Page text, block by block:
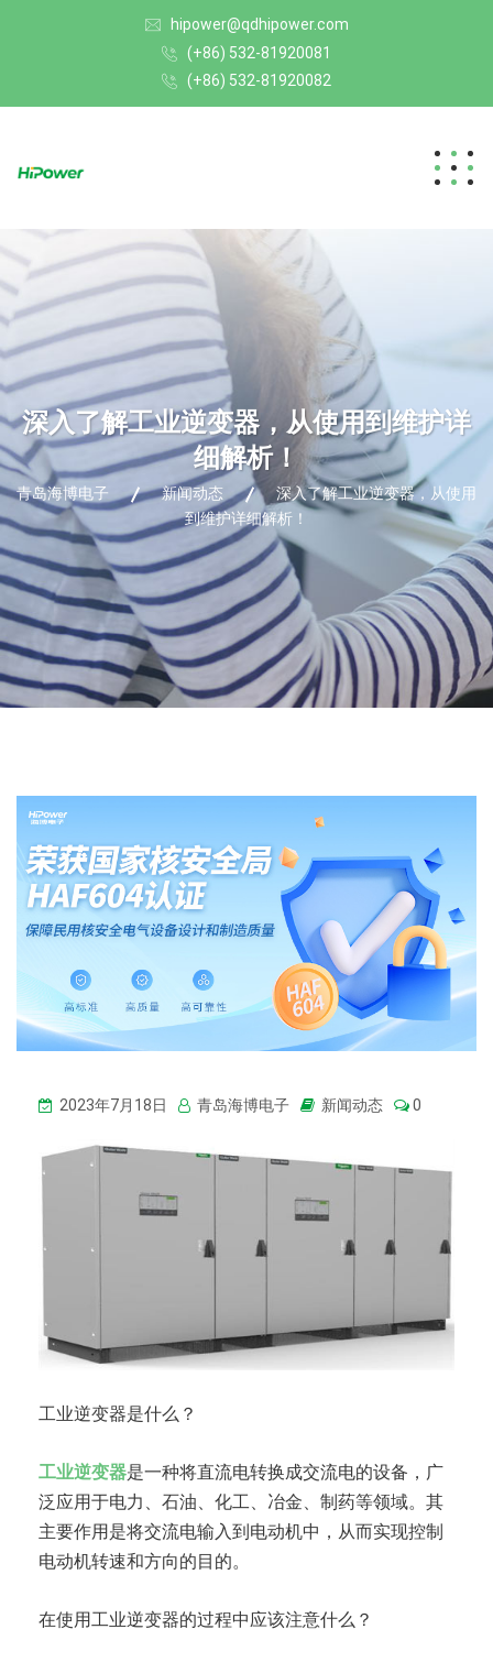
hipower@qdhipower.com
(+86) 532-81920081
(+86) 532-81920082
深入了解工业逆变器，从使用到维护详
细解析！
青岛海博电子 新闻动态
深入了解工业逆变器，从使用
到维护详细解析！
2023年7月18日 青岛海博电子 新闻动态 0
工业逆变器是什么？
工业逆变器是一种将直流电转换成交流电的设备，广
泛应用于电力、石油、化工、冶金、制药等领域。其
主要作用是将交流电输入到电动机中，从而实现控制
电动机转速和方向的目的。
在使用工业逆变器的过程中应该注意什么？